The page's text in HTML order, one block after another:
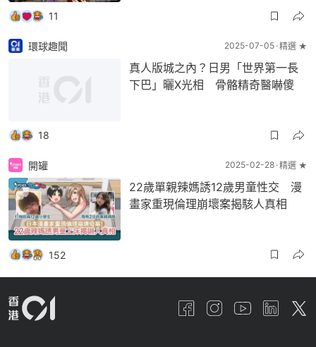
11
環球趣聞 2025-07-05 精選 ★
真人版城之內？日男「世界第一長
下巴」曬X光相 骨骼精奇醫嚇傻
18
開罐 2025-02-28 精選 ★
22歲單親辣媽誘12歲男童性交 漫
畫家重現倫理崩壞案揭駭人真相
152